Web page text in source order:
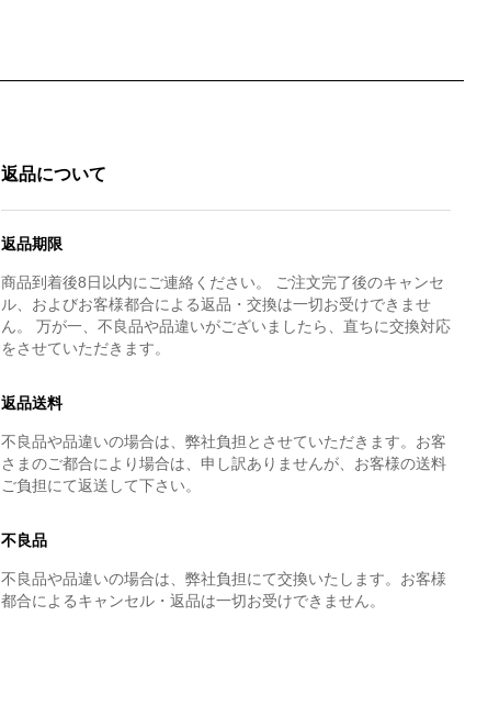
返品について
返品期限
商品到着後8日以内にご連絡ください。 ご注文完了後のキャンセ
ル、およびお客様都合による返品・交換は一切お受けできませ
ん。 万が一、不良品や品違いがございましたら、直ちに交換対応
をさせていただきます。
返品送料
不良品や品違いの場合は、弊社負担とさせていただきます。お客
さまのご都合により場合は、申し訳ありませんが、お客様の送料
ご負担にて返送して下さい。
不良品
不良品や品違いの場合は、弊社負担にて交換いたします。お客様
都合によるキャンセル・返品は一切お受けできません。